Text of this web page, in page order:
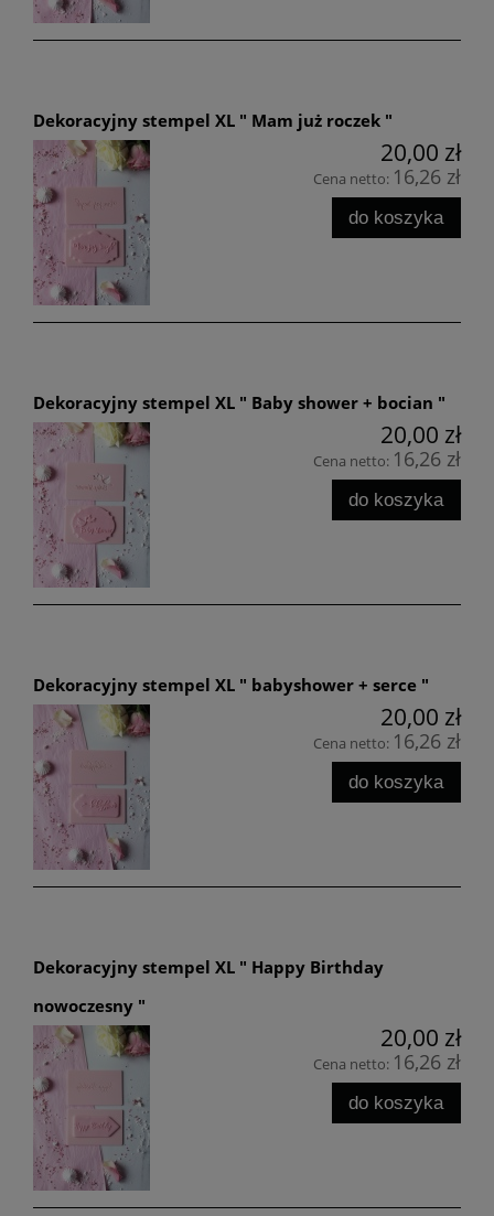
Dekoracyjny stempel XL " Mam już roczek "
20,00 zł
Cena netto: 16,26 zł
do koszyka
Dekoracyjny stempel XL " Baby shower + bocian "
20,00 zł
Cena netto: 16,26 zł
do koszyka
Dekoracyjny stempel XL " babyshower + serce "
20,00 zł
Cena netto: 16,26 zł
do koszyka
Dekoracyjny stempel XL " Happy Birthday
nowoczesny "
20,00 zł
Cena netto: 16,26 zł
do koszyka